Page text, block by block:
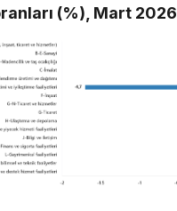
(%), Mart 2026